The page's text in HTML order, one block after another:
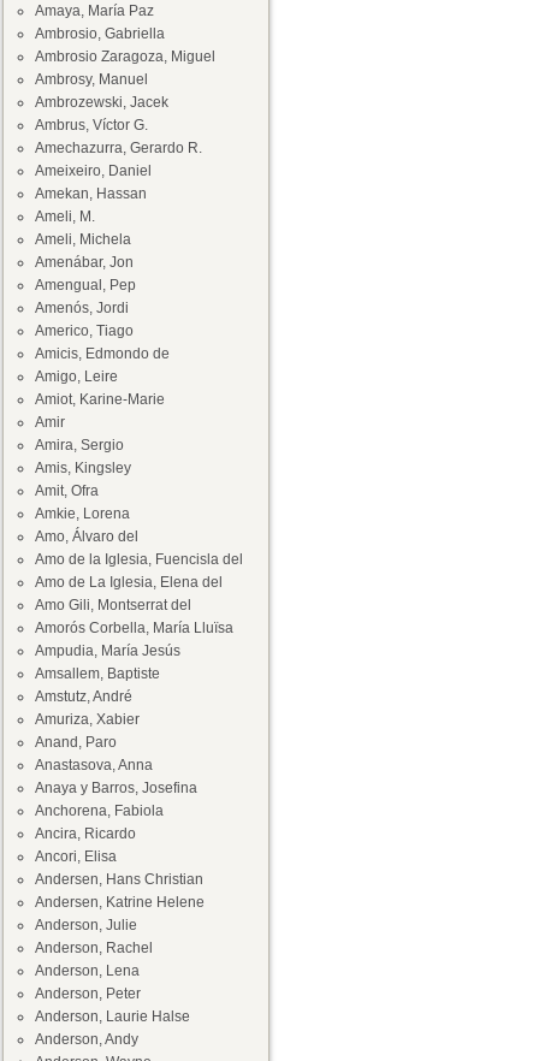
Amaya, María Paz
Ambrosio, Gabriella
Ambrosio Zaragoza, Miguel
Ambrosy, Manuel
Ambrozewski, Jacek
Ambrus, Víctor G.
Amechazurra, Gerardo R.
Ameixeiro, Daniel
Amekan, Hassan
Ameli, M.
Ameli, Michela
Amenábar, Jon
Amengual, Pep
Amenós, Jordi
Americo, Tiago
Amicis, Edmondo de
Amigo, Leire
Amiot, Karine-Marie
Amir
Amira, Sergio
Amis, Kingsley
Amit, Ofra
Amkie, Lorena
Amo, Álvaro del
Amo de la Iglesia, Fuencisla del
Amo de La Iglesia, Elena del
Amo Gili, Montserrat del
Amorós Corbella, María Lluïsa
Ampudia, María Jesús
Amsallem, Baptiste
Amstutz, André
Amuriza, Xabier
Anand, Paro
Anastasova, Anna
Anaya y Barros, Josefina
Anchorena, Fabiola
Ancira, Ricardo
Ancori, Elisa
Andersen, Hans Christian
Andersen, Katrine Helene
Anderson, Julie
Anderson, Rachel
Anderson, Lena
Anderson, Peter
Anderson, Laurie Halse
Anderson, Andy